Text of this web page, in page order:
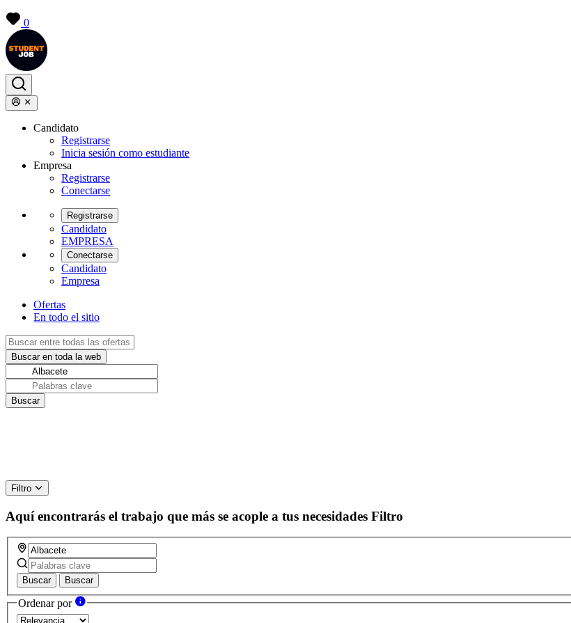
0
Candidato
Registrarse
Inicia sesión como estudiante
Empresa
Registrarse
Conectarse
Registrarse
Candidato
EMPRESA
Conectarse
Candidato
Empresa
Ofertas
En todo el sitio
Filtro
Aquí encontrarás el trabajo que más se acople a tus necesidades Filtro
Buscar Buscar
Ordenar por